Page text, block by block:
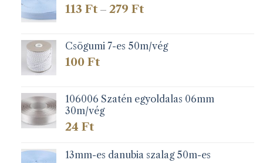
113 Ft – 279 FtÁrtartomány:
279 Ft
Csögumi 7-es 50m/vég
100 Ft
106006 Szatén egyoldalas 06mm
30m/vég
24 Ft
13mm-es danubia szalag 50m-es